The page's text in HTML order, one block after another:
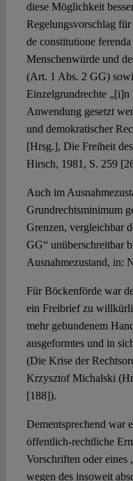
diese Möglichkeit
Regelungsvorschlag
de constitutione
Menschenwürde und
(Art. 1 Abs. 2 GG)
Einzelgrundrechte
Anwendung gesetzt
und demokratischer
[Hrsg.], Die Freiheit
Hirsch, 1981, S. 259
Auch im
Grundrechtsminimum
Grenzen, vergleichbar
GG“ unüberschreitbar
Ausnahmezustand, in:
Für Böckenförde war
ein Freibrief zu
mehr gebundenem
ausgeformtes und in
(Die Krise der
Krzysztof Michalski
[188]).
Dementsprechend war
öffentlich-rechtliche
Vorschriften oder eines
wegen des insoweit